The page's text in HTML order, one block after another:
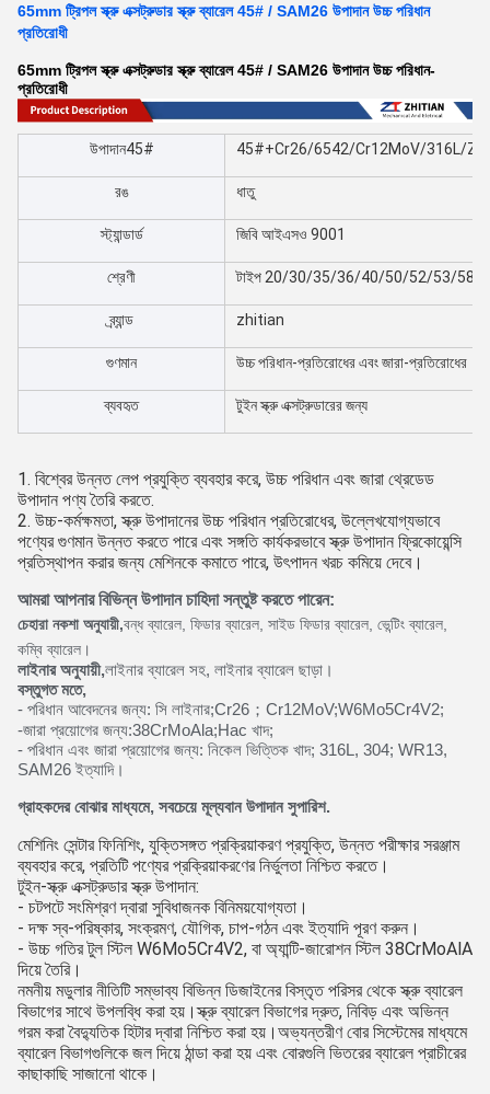
65mm ট্রিপল স্ক্রু এক্সট্রুডার স্ক্রু ব্যারেল 45# / SAM26 উপাদান উচ্চ পরিধান
প্রতিরোধী
65mm ট্রিপল স্ক্রু এক্সট্রুডার স্ক্রু ব্যারেল 45# / SAM26 উপাদান উচ্চ পরিধান-
প্রতিরোধী
উপাদান45# 45#+Cr26/6542/Cr12MoV/316L/
রঙ ধাতু
স্ট্যান্ডার্ড জিবি আইএসও 9001
শ্রেণী টাইপ 20/30/35/36/40/50/52/53/
ব্র্যান্ড zhitian
গুণমান উচ্চ পরিধান-প্রতিরোধের এবং জারা-প্রতিরোধের
ব্যবহৃত টুইন স্ক্রু এক্সট্রুডারের জন্য
1. বিশ্বের উন্নত লেপ প্রযুক্তি ব্যবহার করে, উচ্চ পরিধান এবং জারা থ্রেডেড
উপাদান পণ্য তৈরি করতে.
2. উচ্চ-কর্মক্ষমতা, স্ক্রু উপাদানের উচ্চ পরিধান প্রতিরোধের, উল্লেখযোগ্যভাবে
পণ্যের গুণমান উন্নত করতে পারে এবং সঙ্গতি কার্যকরভাবে স্ক্রু উপাদান ফ্রিকোয়েন্সি
প্রতিস্থাপন করার জন্য মেশিনকে কমাতে পারে, উৎপাদন খরচ কমিয়ে দেবে।
আমরা আপনার বিভিন্ন উপাদান চাহিদা সন্তুষ্ট করতে পারেন:
চেহারা নকশা অনুযায়ী,বন্ধ ব্যারেল, ফিডার ব্যারেল, সাইড ফিডার ব্যারেল, ভেন্টিং ব্যারেল,
কম্বি ব্যারেল।
লাইনার অনুযায়ী,লাইনার ব্যারেল সহ, লাইনার ব্যারেল ছাড়া।
বস্তুগত মতে,
- পরিধান আবেদনের জন্য: সি লাইনার;Cr26；Cr12MoV;W6Mo5Cr4V2;
-জারা প্রয়োগের জন্য:38CrMoAla;Hac খাদ;
- পরিধান এবং জারা প্রয়োগের জন্য: নিকেল ভিত্তিক খাদ; 316L, 304; WR13,
SAM26 ইত্যাদি।
গ্রাহকদের বোঝার মাধ্যমে, সবচেয়ে মূল্যবান উপাদান সুপারিশ.
মেশিনিং সেন্টার ফিনিশিং, যুক্তিসঙ্গত প্রক্রিয়াকরণ প্রযুক্তি, উন্নত পরীক্ষার সরঞ্জাম
ব্যবহার করে, প্রতিটি পণ্যের প্রক্রিয়াকরণের নির্ভুলতা নিশ্চিত করতে।
টুইন-স্ক্রু এক্সট্রুডার স্ক্রু উপাদান:
- চটপটে সংমিশ্রণ দ্বারা সুবিধাজনক বিনিময়যোগ্যতা।
- দক্ষ স্ব-পরিষ্কার, সংক্রমণ, যৌগিক, চাপ-গঠন এবং ইত্যাদি পূরণ করুন।
- উচ্চ গতির টুল স্টিল W6Mo5Cr4V2, বা অ্যান্টি-জারোশন স্টিল 38CrMoAlA
দিয়ে তৈরি।
নমনীয় মডুলার নীতিটি সম্ভাব্য বিভিন্ন ডিজাইনের বিস্তৃত পরিসর থেকে স্ক্রু ব্যারেল
বিভাগের সাথে উপলব্ধি করা হয়।স্ক্রু ব্যারেল বিভাগের দ্রুত, নিবিড় এবং অভিন্ন
গরম করা বৈদ্যুতিক হিটার দ্বারা নিশ্চিত করা হয়।অভ্যন্তরীণ বোর সিস্টেমের মাধ্যমে
ব্যারেল বিভাগগুলিকে জল দিয়ে ঠান্ডা করা হয় এবং বোরগুলি ভিতরের ব্যারেল প্রাচীরের
কাছাকাছি সাজানো থাকে।